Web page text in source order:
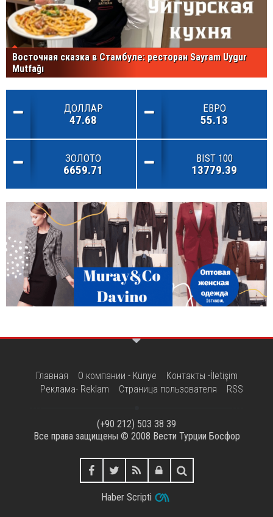
Восточная сказка в Стамбуле: ресторан Sayram Uygur
Mutfağı
ДОЛЛАР
47.68
ЕВРО
55.13
ЗОЛОТО
6659.71
BIST 100
13779.39
Главная О компании - Künye
Контакты -İletişim
Реклама- Reklam
Страница пользователя RSS
(+90 212) 503 38 39
Все права защищены © 2008 Вести Турции Босфор
Haber Scripti